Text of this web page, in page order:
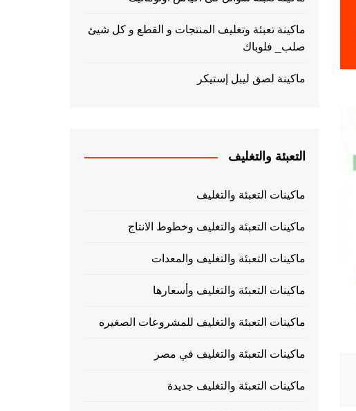
ماكينة تعبئة وتغليف المنتجات و القطع و كل شيئ
صلب_ فلوباك
ماكينة لصق ليبل إستيكر
التعبئة والتغليف
ماكينات التعبئة والتغليف
ماكينات التعبئة والتغليف وخطوط الانتاج
ماكينات التعبئة والتغليف والمعدات
ماكينات التعبئة والتغليف وأسعارها
ماكينات التعبئة والتغليف للمشروعات الصغيره
ماكينات التعبئة والتغليف في مصر
ماكينات التعبئة والتغليف جديدة